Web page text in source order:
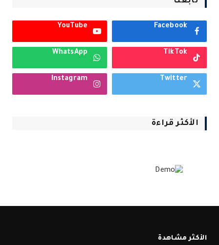
Facebook
YouTube
TikTok
WhatsApp
Twitter
Instagram
الأكثر قراءة
الأكثر مشاهدة